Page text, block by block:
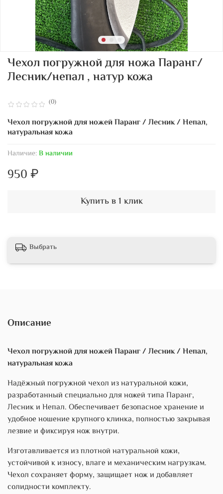
(0)
Наличие:В наличии
Чехол погружной для ножа Паранг/
Лесник/непал , натур кожа
950 ₽
Купить в 1 клик
Чехол погружной для ножей Паранг / Лесник / Непал,
натуральная кожа
Выбрать
Описание
Чехол погружной для ножей Паранг / Лесник / Непал,
натуральная кожа
Надёжный погружной чехол из натуральной кожи,
разработанный специально для ножей типа Паранг,
Лесник и Непал. Обеспечивает безопасное хранение и
удобное ношение крупного клинка, полностью закрывая
лезвие и фиксируя нож внутри.
Изготавливается из плотной натуральной кожи,
устойчивой к износу, влаге и механическим нагрузкам.
Чехол сохраняет форму, защищает нож и добавляет
солидности комплекту.